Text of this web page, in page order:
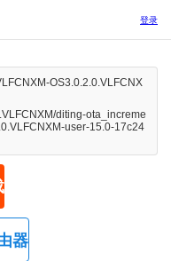
登录
OS3.0.2.0.VLFCNX
diting-ota_increme
user-15.0-17c24
器